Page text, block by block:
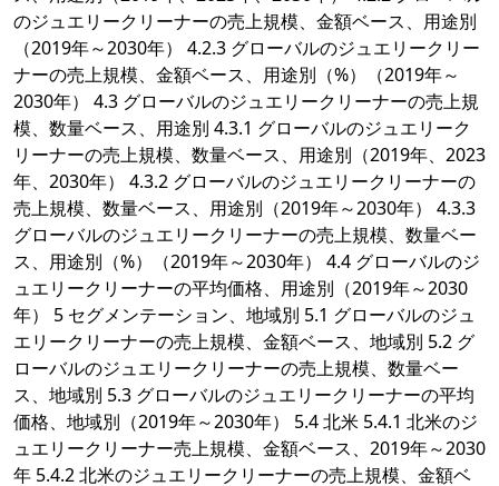
のジュエリークリーナーの売上規模、金額ベース、用途別
（2019年～2030年） 4.2.3 グローバルのジュエリークリー
ナーの売上規模、金額ベース、用途別（%）（2019年～
2030年） 4.3 グローバルのジュエリークリーナーの売上規
模、数量ベース、用途別 4.3.1 グローバルのジュエリーク
リーナーの売上規模、数量ベース、用途別（2019年、2023
年、2030年） 4.3.2 グローバルのジュエリークリーナーの
売上規模、数量ベース、用途別（2019年～2030年） 4.3.3
グローバルのジュエリークリーナーの売上規模、数量ベー
ス、用途別（%）（2019年～2030年） 4.4 グローバルのジ
ュエリークリーナーの平均価格、用途別（2019年～2030
年） 5 セグメンテーション、地域別 5.1 グローバルのジュ
エリークリーナーの売上規模、金額ベース、地域別 5.2 グ
ローバルのジュエリークリーナーの売上規模、数量ベー
ス、地域別 5.3 グローバルのジュエリークリーナーの平均
価格、地域別（2019年～2030年） 5.4 北米 5.4.1 北米のジ
ュエリークリーナー売上規模、金額ベース、2019年～2030
年 5.4.2 北米のジュエリークリーナーの売上規模、金額ベ